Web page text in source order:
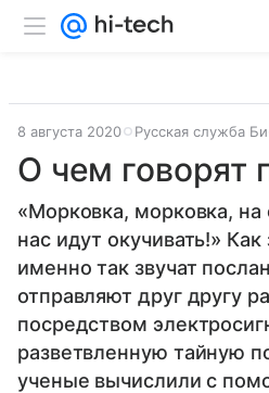
8 августа 2020 Русская служба
О чем говорят
«Морковка, морковка, на
нас идут окучивать!»
именно так звучат
отправляют друг другу
посредством
разветвленную тайную
ученые вычислили с